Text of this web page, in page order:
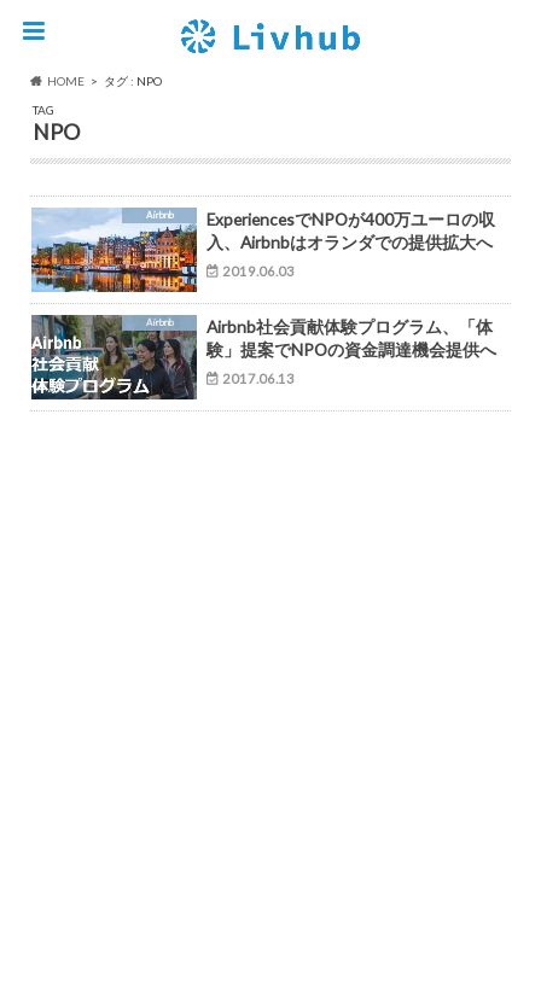
HOME
タグ : NPO
TAG
NPO
Airbnb
ExperiencesでNPOが400万ユーロの収
入、Airbnbはオランダでの提供拡大へ
2019.06.03
Airbnb
Airbnb社会貢献体験プログラム、「体
験」提案でNPOの資金調達機会提供へ
2017.06.13